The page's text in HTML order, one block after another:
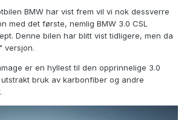
BMW har vist frem vil vi nok dessverre
med det første, nemlig BMW 3.0 CSL
Denne bilen har blitt vist tidligere, men da
versjon.
er en hyllest til den opprinnelige 3.0
bruk av karbonfiber og andre